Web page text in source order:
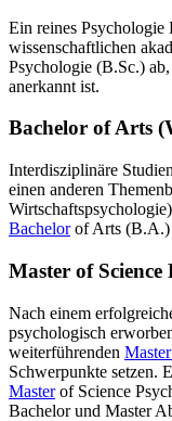
Ein reines Psychologie
wissenschaftlichen
Psychologie (B.Sc.)
anerkannt ist.
Bachelor of Arts
Interdisziplinäre
einen anderen
Bachelorof Arts (B.A.)
Master of Science
Nach einem
psychologisch
weiterführenden
Schwerpunkte setzen.
Masterof Science
Bachelor und Master